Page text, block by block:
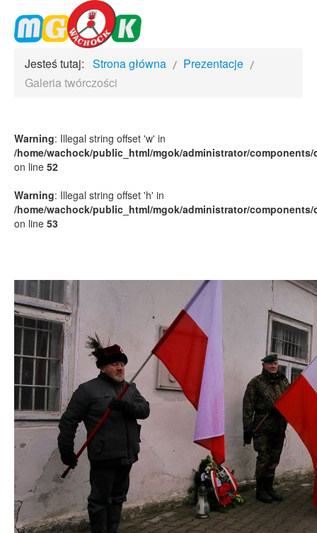
Jesteś tutaj: Strona główna
Prezentacje
Galeria twórczości
Warning: Illegal string offset 'w' in
/home/wachock/public_html/mgok/administrator/
on line 52
Warning: Illegal string offset 'h' in
/home/wachock/public_html/mgok/administrator/
on line 53